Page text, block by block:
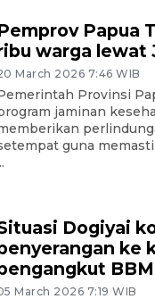
Papua
warga lewat
March 2026 7:46 WIB
Provinsi
jaminan
guna
Dogiyai
ke
BBM
March 2026 7:19 WIB